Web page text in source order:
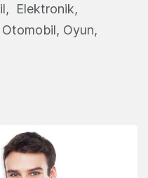
Elektronik,
Oyun,